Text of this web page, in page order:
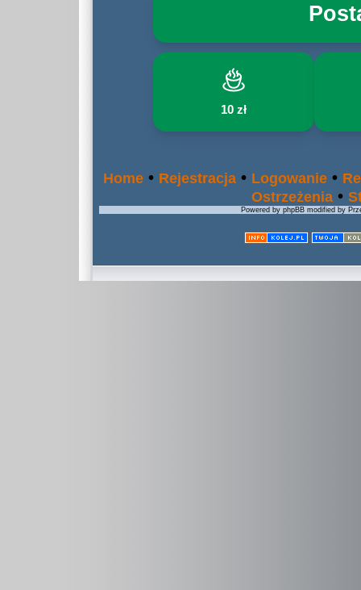
10 zł
Home • Rejestracja • Logowanie •
Ostrzeżenia •
Powered by phpBB modified by